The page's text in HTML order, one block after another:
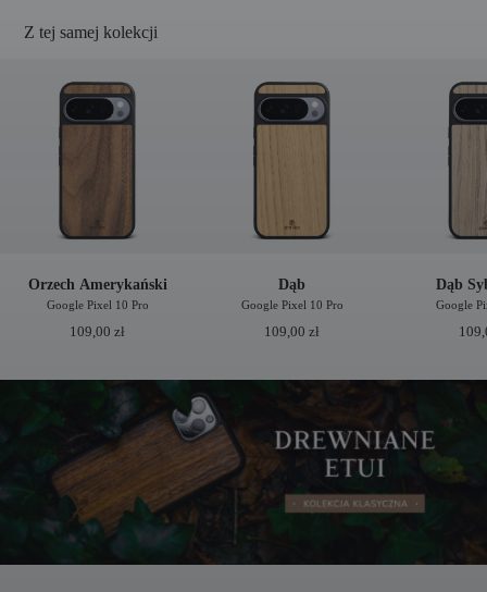
Z tej samej kolekcji
Orzech Amerykański
Google Pixel 10 Pro
109,00zł
Dąb
Google Pixel 10 Pro
109,00zł
Dąb
Google